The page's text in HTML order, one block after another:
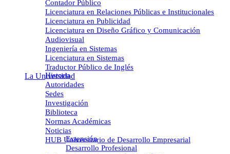
Contador Público
Licenciatura en Relaciones Públicas e Institucionales
Licenciatura en Publicidad
Licenciatura en Diseño Gráfico y Comunicación
Audiovisual
Ingeniería en Sistemas
Licenciatura en Sistemas
Traductor Público de Inglés
La Universidad
Historia
Autoridades
Sedes
Investigación
Biblioteca
Normas Académicas
Noticias
HUB Universitario de Desarrollo Empresarial
Extensión
Desarrollo Profesional